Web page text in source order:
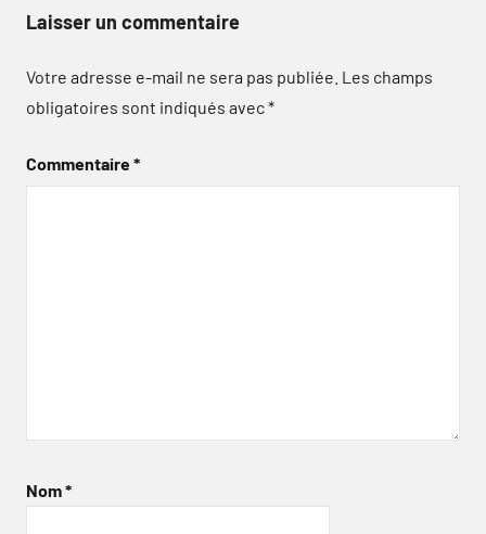
Laisser un commentaire
Votre adresse e-mail ne sera pas publiée. Les champs
obligatoires sont indiqués avec*
Commentaire*
Nom*